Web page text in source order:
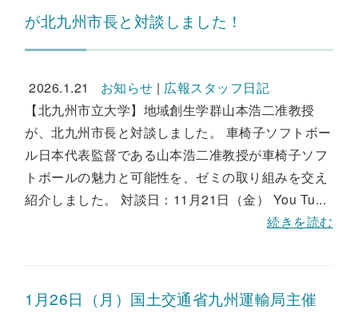
が北九州市長と対談しました！
2026.1.21 お知らせ | 広報スタッフ日記
【北九州市立大学】地域創生学群山本浩二准教授
が、北九州市長と対談しました。 車椅子ソフトボー
ル日本代表監督である山本浩二准教授が車椅子ソフ
トボールの魅力と可能性を、ゼミの取り組みを交え
紹介しました。 対談日：11月21日（金） You Tu...
続きを読む
1月26日（月）国土交通省九州運輸局主催